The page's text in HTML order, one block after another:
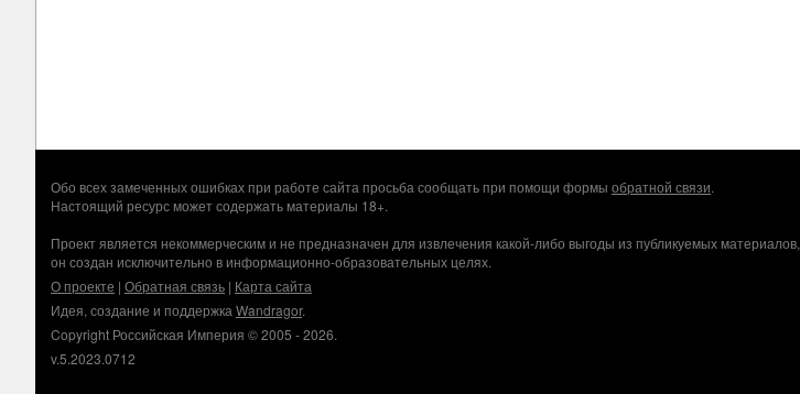
Обо всех замеченных ошибках при работе сайта просьба сообщать при помощи формы обратной связи.
Настоящий ресурс может содержать материалы 18+.
Проект является некоммерческим и не предназначен для извлечения какой-либо выгоды из публикуемых материалов,
он создан исключительно в информационно-образовательных целях.
О проекте | Обратная связь | Карта сайта
Идея, создание и поддержка Wandragor.
Copyright Российская Империя © 2005 - 2026.
v.5.2023.0712